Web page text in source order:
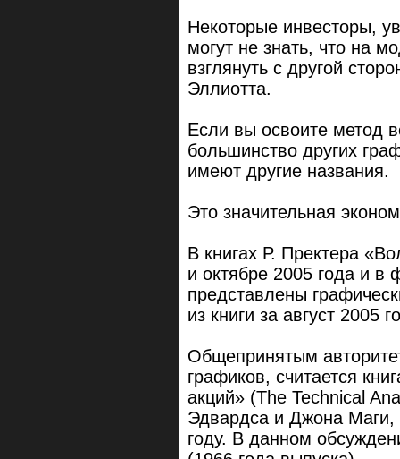
Некоторые инвесторы,
могут не знать, что на
взглянуть с другой
Эллиотта.
Если вы освоите метод
большинство других
имеют другие названия.
Это значительная
В книгах Р. Пректера
и октябре 2005 года и в
представлены
из книги за август 2005
Общепринятым
графиков, считается
акций» (The Technical
Эдвардса и Джона Маги,
году. В данном